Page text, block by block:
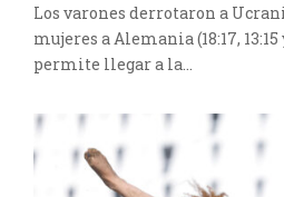
Los varones derrotaron a
mujeres a Alemania (18:17,
permite llegar a la...